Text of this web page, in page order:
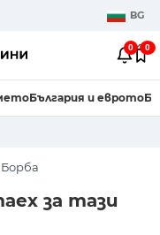
BG
0 0
България и еврото
Борба
за тази